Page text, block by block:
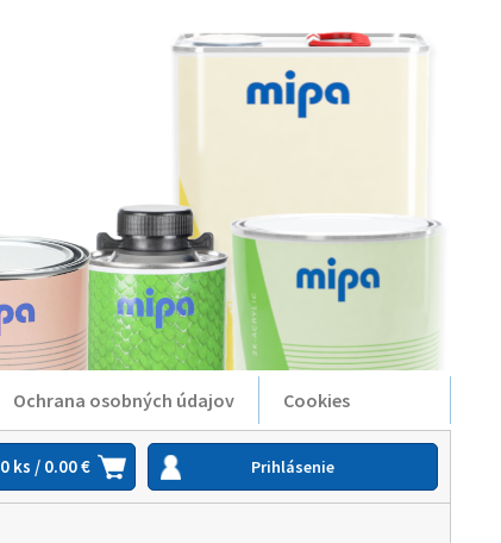
Ochrana osobných údajov Cookies
0 ks / 0.00 € Prihlásenie